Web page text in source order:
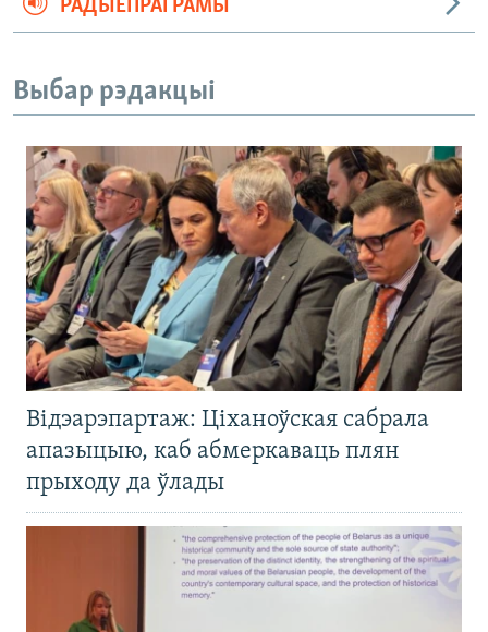
РАДЫЁПРАГРАМЫ
Выбар рэдакцыі
Відэарэпартаж: Ціханоўская сабрала
апазыцыю, каб абмеркаваць плян
прыходу да ўлады